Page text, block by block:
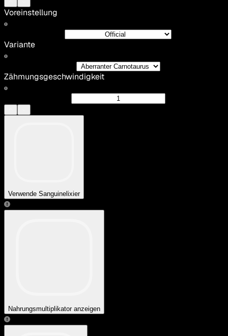
Voreinstellung
Variante
Zähmungsgeschwindigkeit
Verwende Sanguinelixier
Nahrungsmultiplikator anzeigen